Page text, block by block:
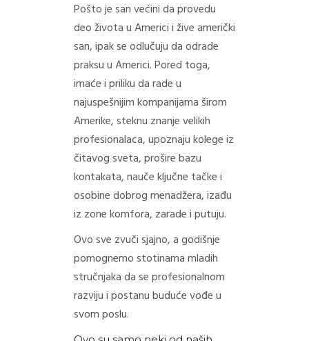
Pošto je san većini da provedu
deo života u Americi i žive američki
san, ipak se odlučuju da odrade
praksu u Americi. Pored toga,
imaće i priliku da rade u
najuspešnijim kompanijama širom
Amerike, steknu znanje velikih
profesionalaca, upoznaju kolege iz
čitavog sveta, prošire bazu
kontakata, nauče ključne tačke i
osobine dobrog menadžera, izađu
iz zone komfora, zarade i putuju.
Ovo sve zvuči sjajno, a godišnje
pomognemo stotinama mladih
stručnjaka da se profesionalnom
razviju i postanu buduće vođe u
svom poslu.